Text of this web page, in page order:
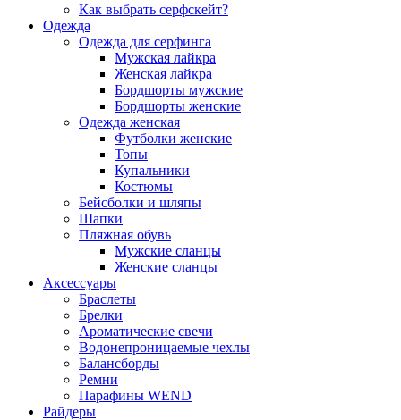
Как выбрать серфскейт?
Одежда
Одежда для серфинга
Мужская лайкра
Женская лайкра
Бордшорты мужские
Бордшорты женские
Одежда женская
Футболки женские
Топы
Купальники
Костюмы
Бейсболки и шляпы
Шапки
Пляжная обувь
Мужские сланцы
Женские сланцы
Аксессуары
Браслеты
Брелки
Ароматические свечи
Водонепроницаемые чехлы
Балансборды
Ремни
Парафины WEND
Райдеры